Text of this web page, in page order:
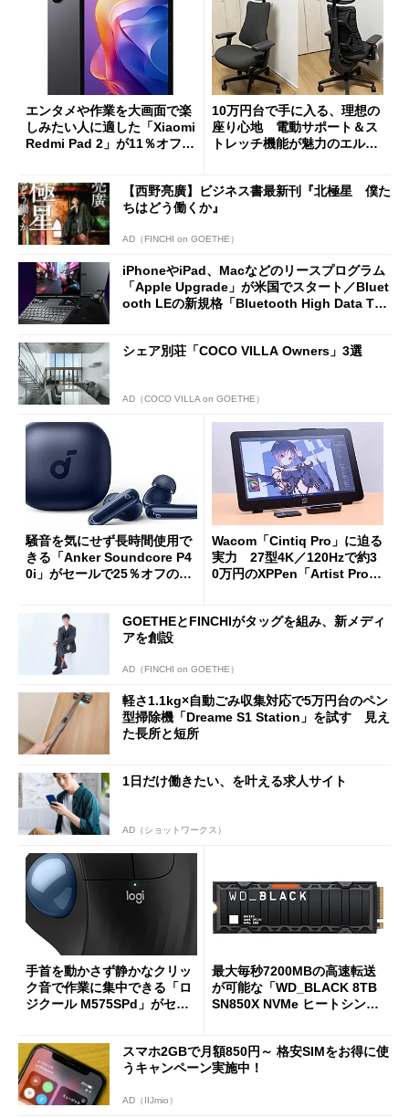
エンタメや作業を大画面で楽
しみたい人に適した「Xiaomi
Redmi Pad 2」が11％オフの
10万円台で手に入る、理想の
座り心地 電動サポート＆ス
トレッチ機能が魅力のエルゴ
【西野亮廣】ビジネス書最新刊『北極星 僕た
ちはどう働くか』
AD（FINCHI on GOETHE）
iPhoneやiPad、Macなどのリースプログラム
「Apple Upgrade」が米国でスタート／Bluet
ooth LEの新規格「Bluetooth High Data Thr
シェア別荘「COCO VILLA Owners」3選
AD（COCO VILLA on GOETHE）
騒音を気にせず長時間使用で
きる「Anker Soundcore P4
0i」がセールで25％オフの59
Wacom「Cintiq Pro」に迫る
実力 27型4K／120Hzで約3
0万円のXPPen「Artist Pro 2
GOETHEとFINCHIがタッグを組み、新メディ
アを創設
AD（FINCHI on GOETHE）
軽さ1.1kg×自動ごみ収集対応で5万円台のペン
型掃除機「Dreame S1 Station」を試す 見え
た長所と短所
1日だけ働きたい、を叶える求人サイト
AD（ショットワークス）
手首を動かさず静かなクリッ
ク音で作業に集中できる「ロ
ジクール M575SPd」がセー
最大毎秒7200MBの高速転送
が可能な「WD_BLACK 8TB
SN850X NVMe ヒートシンク
スマホ2GBで月額850円～ 格安SIMをお得に使
うキャンペーン実施中！
AD（IIJmio）